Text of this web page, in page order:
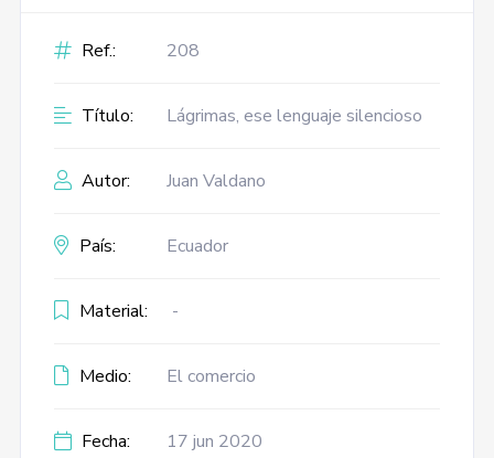
Ref.: 208
Título: Lágrimas, ese lenguaje silencioso
Autor: Juan Valdano
País: Ecuador
Material: -
Medio: El comercio
Fecha: 17 jun 2020